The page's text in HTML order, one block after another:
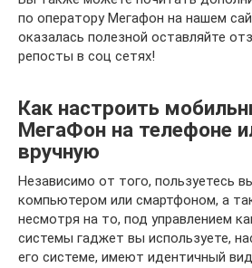
по оператору Мегафон на нашем
оказалась полезной оставляйте
репосты в соц сетях!
Как настроить
МегаФон на телефоне
вручную
Независимо от того, пользуетесь
компьютером или смартфоном, а
несмотря на то, под управлением
системы гаджет вы используете,
его системе, имеют идентичный